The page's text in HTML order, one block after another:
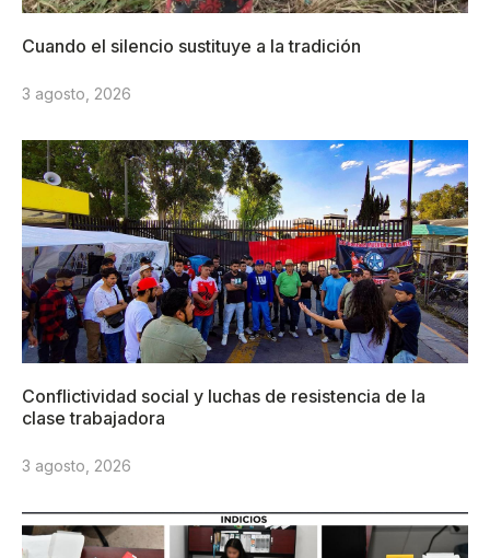
Cuando el silencio sustituye a la tradición
3 agosto, 2026
Conflictividad social y luchas de resistencia de la
clase trabajadora
3 agosto, 2026